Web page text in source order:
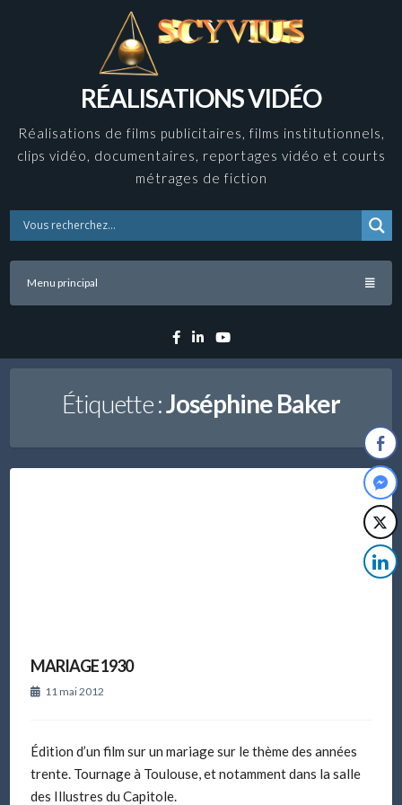
RÉALISATIONS VIDÉO
Réalisations de films publicitaires, films institutionnels,
clips vidéo, documentaires, reportages vidéo et courts
métrages de fiction
Menu principal
Facebook
LinkedinYouTube
Étiquette :Joséphine Baker
MARIAGE 1930
11 mai 2012
Édition d’un film sur un mariage sur le thème des années
trente. Tournage à Toulouse, et notamment dans la salle
des Illustres du Capitole.